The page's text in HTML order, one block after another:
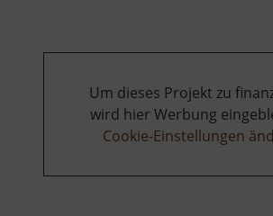
Um dieses Projekt zu
wird hier Werbung
Cookie-Einstellungen